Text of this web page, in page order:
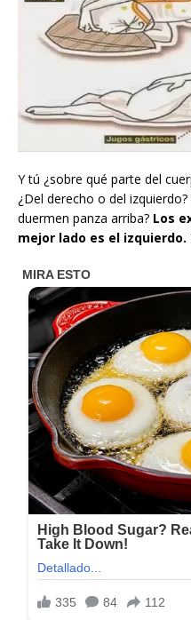
Y tú ¿sobre qué parte del
¿Del derecho o del
duermen panza arriba? Los
mejor lado es el